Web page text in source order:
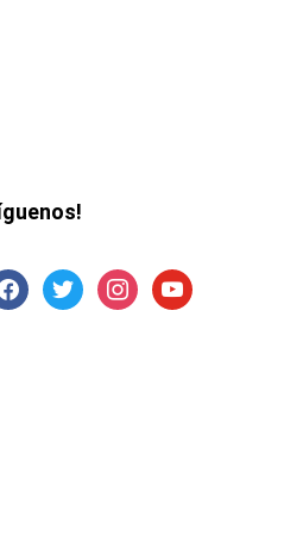
twitter instagramyoutube